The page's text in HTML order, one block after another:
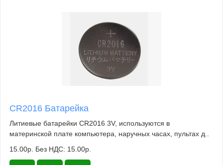
CR2016 Батарейка
Литиевые батарейки CR2016 3V, используются в
материнской плате компьютера, наручных часах, пультах д..
15.00р. Без НДС: 15.00р.